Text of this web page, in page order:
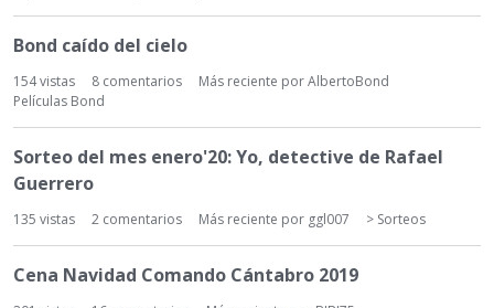
Bond caído del cielo
154vistas 8 comentarios Más reciente porAlbertoBond
Películas Bond
Sorteo del mes enero'20: Yo, detective de Rafael
Guerrero
135 vistas 2 comentarios Más reciente por ggl007 > Sorteos
Cena Navidad Comando Cántabro 2019